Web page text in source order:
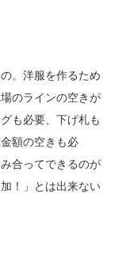
。洋服を作るため
のラインの空きが
も必要、下げ札も
額の空きも必
合ってできるのが
！」とは出来ない